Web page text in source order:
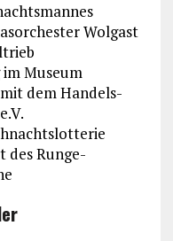
Wolgast
Museum
dem Handels-
des Runge-